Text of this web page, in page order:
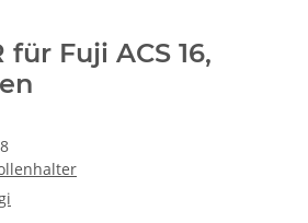
Fuji ACS 16,